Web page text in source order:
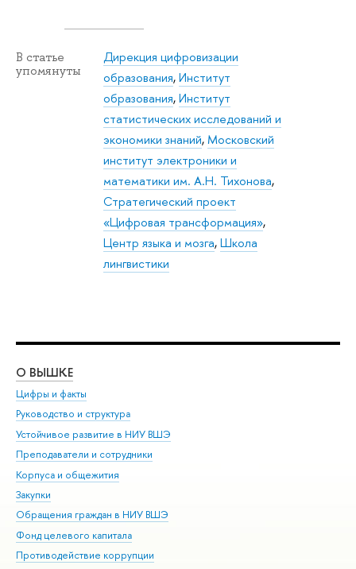
В статье
упомянуты
Дирекция цифровизации
образования,Институт
образования,Институт
статистических исследований и
экономики знаний,Московский
институт электроники и
математики им. А.Н. Тихонова,
Стратегический проект
«Цифровая трансформация»,
Центр языка и мозга,Школа
лингвистики
О ВЫШКЕ
Цифры и факты
Руководство и структура
Устойчивое развитие в НИУ ВШЭ
Преподаватели и сотрудники
Корпуса и общежития
Закупки
Обращения граждан в НИУ ВШЭ
Фонд целевого капитала
Противодействие коррупции